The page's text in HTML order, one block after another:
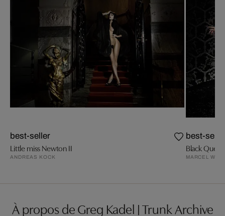
best-seller
Little miss Newton II
ANDREAS KOCK
best-
Black Queen
MARCEL
À propos de Greg Kadel | Trunk Archive